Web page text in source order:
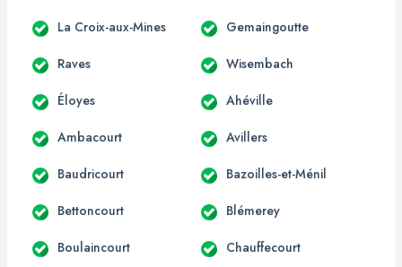
La Croix-aux-Mines Gemaingoutte
Raves Wisembach
Éloyes Ahéville
Ambacourt Avillers
Baudricourt Bazoilles-et-Ménil
Bettoncourt Blémerey
Boulaincourt Chauffecourt